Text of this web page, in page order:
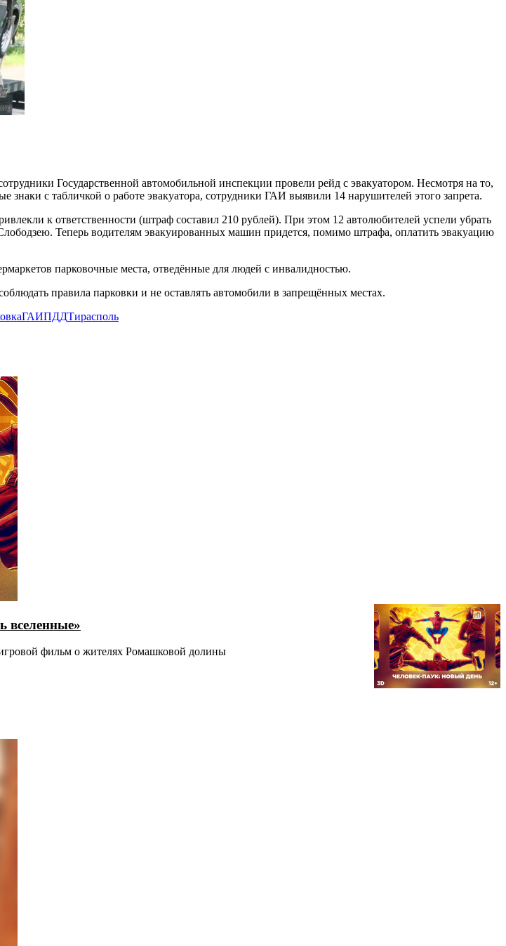
Государственной автомобильной инспекции провели рейд с эвакуатором. Несмотря на то,
с табличкой о работе эвакуатора, сотрудники ГАИ выявили 14 нарушителей этого запрета.
к ответственности (штраф составил 210 рублей). При этом 12 автолюбителей успели убрать
Теперь водителям эвакуированных машин придется, помимо штрафа, оплатить эвакуацию
парковочные места, отведённые для людей с инвалидностью.
правила парковки и не оставлять автомобили в запрещённых местах.
ГАИПДДТирасполь
вселенные»
фильм о жителях Ромашковой долины